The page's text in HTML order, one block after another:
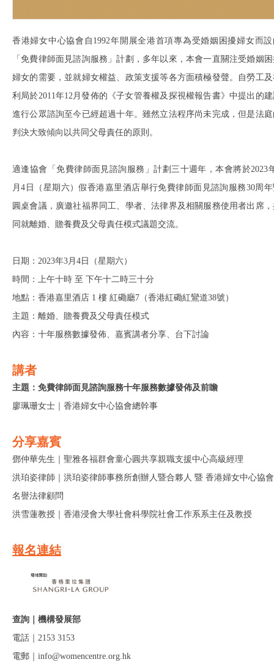
香港婦女中心協會自1992年開展全港首項專為受婚姻困擾婦女而設
「免費律師面見諮詢服務」計劃，多年以來，本會一直關注受婚姻
婦女的需要，並就婦女權益、政策支援等各方面積極發聲。自勞工
利局於2011年12月發佈的《子女管養權及探視權報告書》中提出的
進行公眾諮詢至今已經超過十年。雖然立法程序尚未完成，但是法
判決大致傾向以共同父母責任的原則。
適逢協會「免費律師面見諮詢服務」計劃三十週年，本會將於2023
月4日（星期六）假香港嘉里酒店舉行免費律師面見諮詢服務30周
圓桌會議，廣邀社福界同工、學者、法律界及相關服務使用者出席
同就離婚、贍養費及父母責任模式議題交流。
日期：2023年3月4日（星期六）
時間：上午十時 至 下午十二時三十分
地點：香港嘉里酒店 1 樓 紅磡廳7（香港紅磡紅鸞道38號）
主題：離婚、贍養費及父母責任模式
內容：十年服務數據發佈、嘉賓講者分享、台下討論
講者
主題：免費律師面見諮詢服務十年服務數據發佈及前瞻
廖珮珊女士｜ 香港婦女中心協會總幹事
分享嘉賓
鄧仲華先生｜ 聖雅各福群會童心圓共享親職支援中心高級經理
洪珀姿律師｜洪珀姿律師事務所創辦人暨合夥人 暨 香港婦女中心協會
名譽法律顧問
洪雪蓮教授｜ 香港浸會大學社會科學院社會工作系系主任及教授
報名連結
查詢｜機構發展部
電話｜2153 3153
電郵｜info@womencentre.org.hk